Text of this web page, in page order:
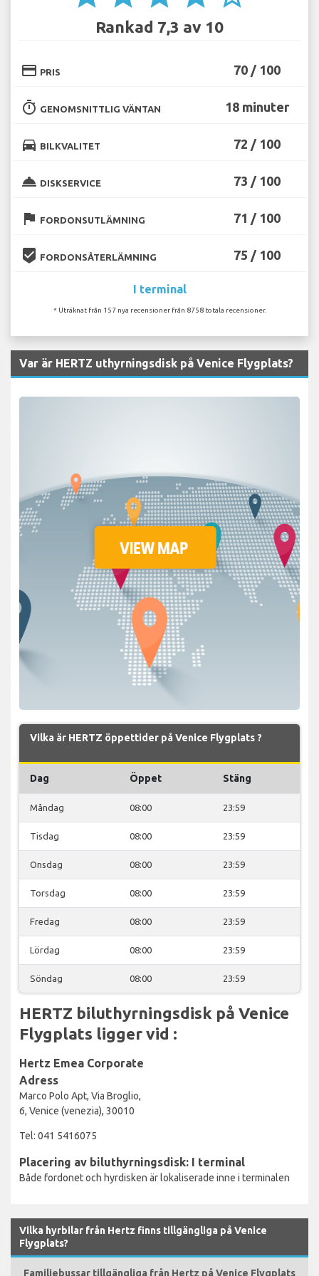
Rankad 7,3 av 10
credit_card PRIS 70 / 100
timer GENOMSNITTLIG VÄNTAN 18 minuter
directions_car BILKVALITET 72 / 100
room_service DISKSERVICE 73 / 100
flag FORDONSUTLÄMNING 71 / 100
beenhere FORDONSÅTERLÄMNING 75 / 100
I terminal
* Uträknat från 157 nya recensioner från 8758 totala recensioner.
Var är HERTZ uthyrningsdisk på Venice Flygplats?
Vilka är HERTZ öppettider på Venice Flygplats ?
Dag Öppet Stäng
Måndag 08:00 23:59
Tisdag 08:00 23:59
Onsdag 08:00 23:59
Torsdag 08:00 23:59
Fredag 08:00 23:59
Lördag 08:00 23:59
Söndag 08:00 23:59
HERTZ biluthyrningsdisk på Venice
Flygplats ligger vid :
Hertz Emea Corporate
Adress
Marco Polo Apt, Via Broglio,
6, Venice (venezia), 30010
Tel: 041 5416075
Placering av biluthyrningsdisk: I terminal
Både fordonet och hyrdisken är lokaliserade inne i terminalen
Vilka hyrbilar från Hertz finns tillgängliga på Venice
Flygplats?
Familjebussar tillgängliga från Hertz på Venice Flygplats